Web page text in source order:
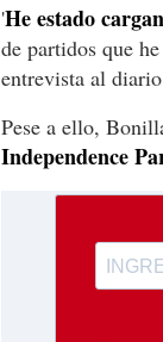
'He estado
de partidos que
entrevista al diario
Pese a ello,
Independence